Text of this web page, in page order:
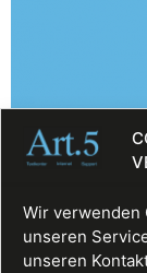
Wir verwenden
unseren
unseren